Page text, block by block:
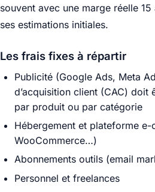
souvent avec une marge réelle
ses estimations initiales.
Les frais fixes à répartir
Publicité (Google Ads, Meta
d’acquisition client (CAC) doit
par produit ou par catégorie
Hébergement et plateforme
WooCommerce…)
Abonnements outils (email
Personnel et freelances